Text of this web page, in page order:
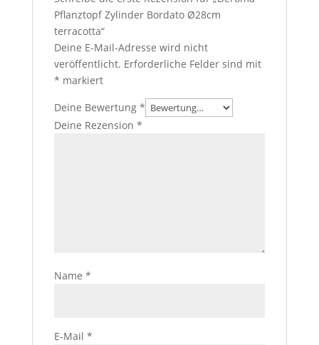
Pflanztopf Zylinder Bordato Ø28cm
terracotta“
Deine E-Mail-Adresse wird nicht
veröffentlicht. Erforderliche Felder sind mit
* markiert
Deine Bewertung *
Deine Rezension *
Name *
E-Mail *